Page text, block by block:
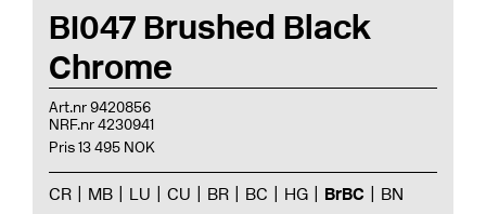
BI047 Brushed Black
Chrome
Art.nr 9420856
NRF.nr 4230941
Pris 13 495 NOK
CR MB LU CU BR BC HG BrBC BN